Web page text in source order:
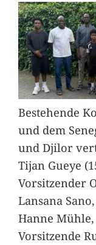
Bestehende
und dem
und Djilor
Tijan Gueye
Vorsitzender
Lansana
Hanne
Vorsitzende